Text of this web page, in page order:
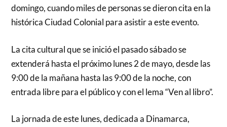
domingo, cuando miles de personas se dieron cita en la
histórica Ciudad Colonial para asistir a este evento.
La cita cultural que se inició el pasado sábado se
extenderá hasta el próximo lunes 2 de mayo, desde las
9:00 de la mañana hasta las 9:00 de la noche, con
entrada libre para el público y con el lema “Ven al libro”.
La jornada de este lunes, dedicada a Dinamarca,